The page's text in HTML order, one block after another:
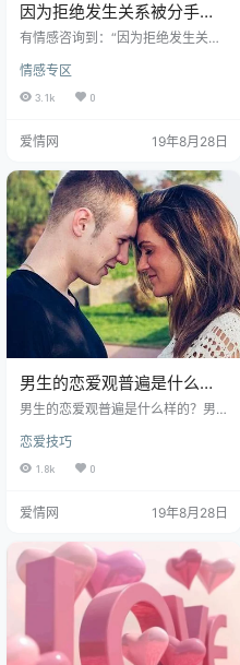
因为拒绝发生关系被分手怎
么办
有情感咨询到：“因为拒绝发生关系
吗？该如何应对？”91爱情网在本文
分享一个情感案例。 一、情感咨询
男25岁，非独非处，178，120，是
都属于比较开朗的，就比较有话题
聊。 谈了10个多月，感情浓度较
好，期间从来没有吵过架。但是男
方未送过礼物就只是平时看看电影
吃吃饭逛逛…
情感专区
3.1k 0
爱情网 19年8月28日
男生的恋爱观普遍是什么样
的
男生的恋爱观普遍是什么样的？男
喝酒、吹牛、浸泡女人。运动消耗
体力，浸泡女孩是有风险的。 是暂
往技巧有哪些? 一、男生的恋爱观
爱?人际交往技巧有哪些?享受购
物，消费卡忧郁，美容整形无聊，
好友k歌以茶SPA为指甲，家长中夫
妻媳妇闲聊。 女性之间的感情表现
也比男性更丰富，可以手…
恋爱技巧
1.8k 0
爱情网 19年8月28日